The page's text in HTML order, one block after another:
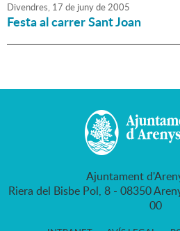
Divendres, 17 de junyde2005
Festa al carrer Sant Joan
Ajuntament
Riera del Bisbe Pol, 8 - 08350
00